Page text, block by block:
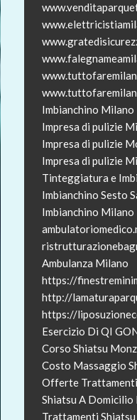
Imbianchino Milano
Impresa di pulizie
Impresa di pulizie
Impresa di pulizie
Tinteggiatura e
Imbianchino Sesto
Imbianchino Milano
Ambulanza Milano
https://
http://
https://
Esercizio Di QI
Corso Shiatsu
Costo Massaggio
Offerte
Shiatsu A Domicilio
Trattamenti